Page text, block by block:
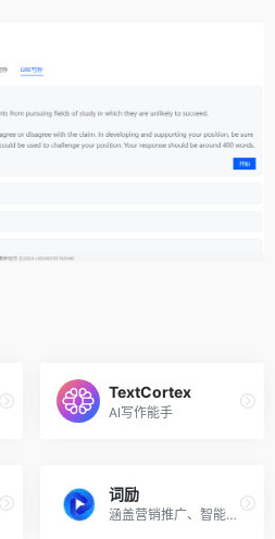
TextCortex
AI写作能手
词励
涵盖营销推广、智能写作、校园教育、编程以及AI聊天机器人